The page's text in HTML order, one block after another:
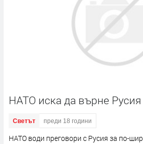
НАТО иска да върне
Светът преди 18 години
НАТО води преговори с Русия за по-